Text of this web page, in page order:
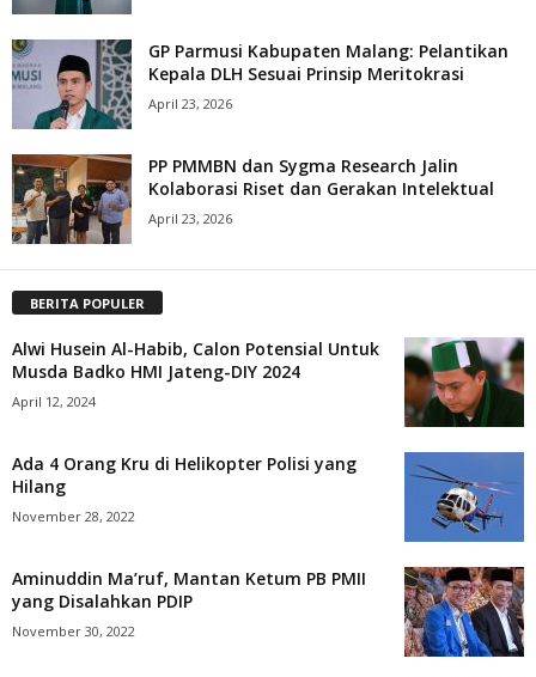
GP Parmusi Kabupaten Malang: Pelantikan
Kepala DLH Sesuai Prinsip Meritokrasi
April 23, 2026
PP PMMBN dan Sygma Research Jalin
Kolaborasi Riset dan Gerakan Intelektual
April 23, 2026
BERITA POPULER
Alwi Husein Al-Habib, Calon Potensial Untuk
Musda Badko HMI Jateng-DIY 2024
April 12, 2024
Ada 4 Orang Kru di Helikopter Polisi yang
Hilang
November 28, 2022
Aminuddin Ma’ruf, Mantan Ketum PB PMII
yang Disalahkan PDIP
November 30, 2022